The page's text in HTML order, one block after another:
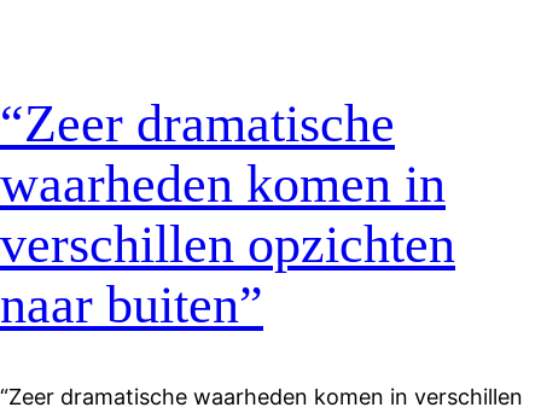
“Zeer dramatische
waarheden komen in
verschillen opzichten
naar buiten”
“Zeer dramatische waarheden komen in verschillen